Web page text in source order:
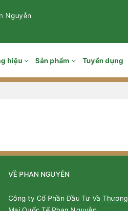
Nguyễn
hiệu Sản phẩm Tuyển dụng
VỀ PHAN NGUYỄN
Công ty Cổ Phần Đầu Tư Và Thương